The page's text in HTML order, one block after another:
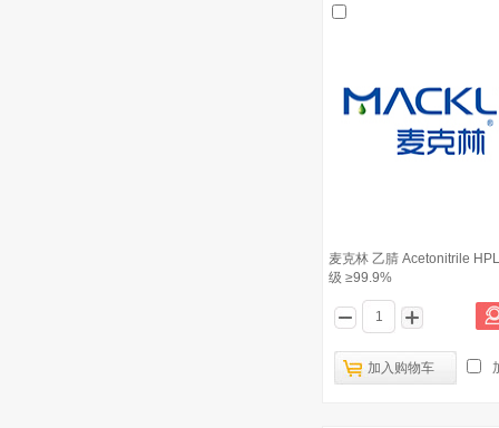
麦克林 乙腈 Acetonitrile
级 ≥99.9%
加入购物车